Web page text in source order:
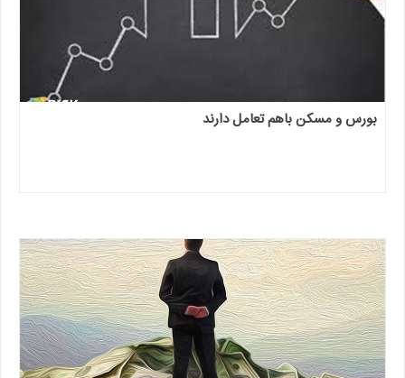
بورس و مسکن باهم تعامل دارند